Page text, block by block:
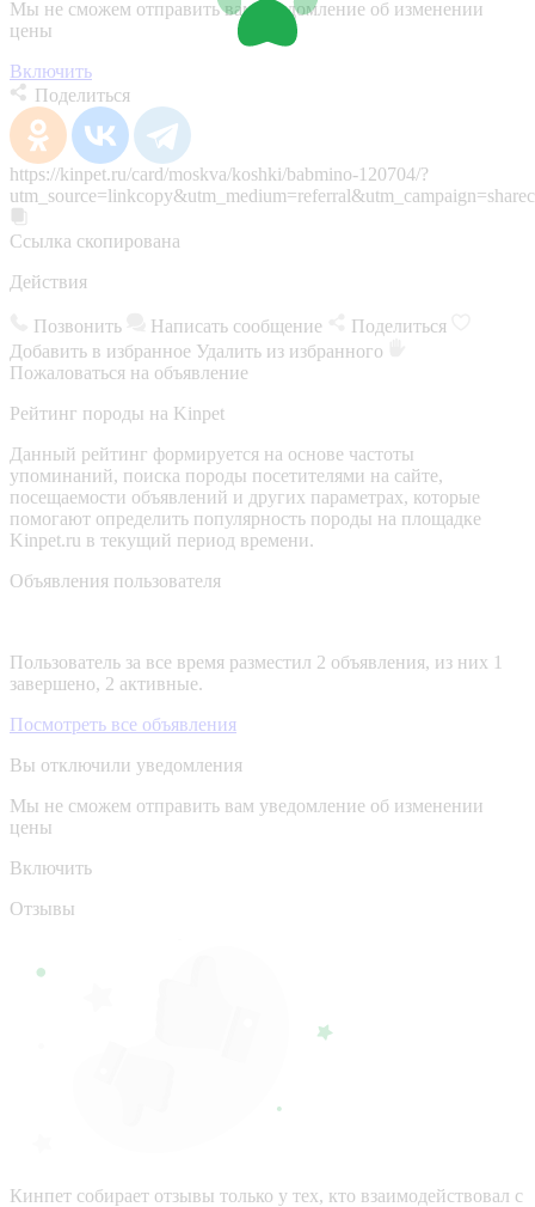
Мы не сможем отправить вам уведомление об изменении
цены
Включить
Поделиться
https://kinpet.ru/card/moskva/koshki/babmino-120704/?
Ссылка скопирована
Действия
Позвонить Написать сообщение
Поделиться
Добавить в избранное Удалить из избранного
Пожаловаться на объявление
Рейтинг породы на Kinpet
Данный рейтинг формируется на основе частоты
упоминаний, поиска породы посетителями на сайте,
посещаемости объявлений и других параметрах, которые
помогают определить популярность породы на площадке
Kinpet.ru в текущий период времени.
Объявления пользователя
Пользователь за все время разместил 2 объявления, из них 1
завершено, 2 активные.
Посмотреть все объявления
Вы отключили уведомления
Мы не сможем отправить вам уведомление об изменении
цены
Включить
Отзывы
Кинпет собирает отзывы только у тех, кто взаимодействовал с